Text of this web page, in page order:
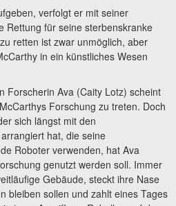
verfolgt er mit seiner
Rettung für seine sterbenskranke
retten ist zwar unmöglich, aber
in ein künstliches Wesen
Forscherin Ava (Caity Lotz) scheint
Forschung zu treten. Doch
sich längst mit den
hat, die seine
Roboter verwenden, hat Ava
genutzt werden soll. Immer
Gebäude, steckt ihre Nase
bleiben sollen und zahlt eines Tages